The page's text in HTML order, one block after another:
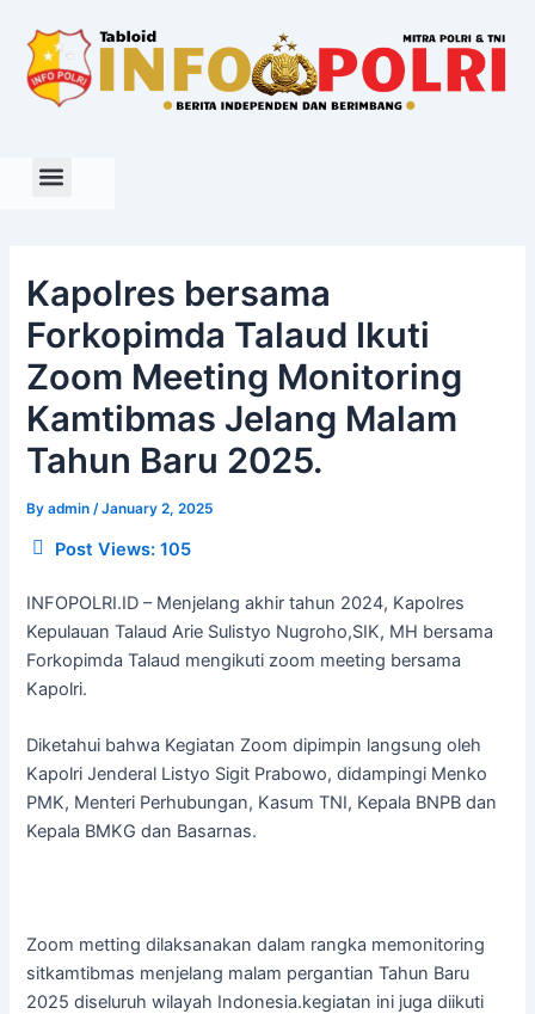
content
Kapolres bersama
Forkopimda Talaud Ikuti
Zoom Meeting Monitoring
Kamtibmas Jelang Malam
Tahun Baru 2025.
Byadmin/January 2, 2025
Post Views: 105
INFOPOLRI.ID – Menjelang akhir tahun 2024, Kapolres
Kepulauan Talaud Arie Sulistyo Nugroho,SIK, MH bersama
Forkopimda Talaud mengikuti zoom meeting bersama
Kapolri.
Diketahui bahwa Kegiatan Zoom dipimpin langsung oleh
Kapolri Jenderal Listyo Sigit Prabowo, didampingi Menko
PMK, Menteri Perhubungan, Kasum TNI, Kepala BNPB dan
Kepala BMKG dan Basarnas.
Zoom metting dilaksanakan dalam rangka memonitoring
sitkamtibmas menjelang malam pergantian Tahun Baru
2025 diseluruh wilayah Indonesia.kegiatan ini juga diikuti